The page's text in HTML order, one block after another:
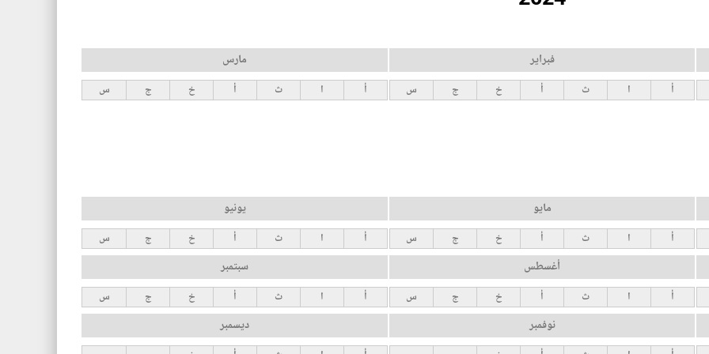
فبراير
أ ا ث أ خ ج س
مارس
أ ا ث أ خ ج س
مايو
أ ا ث أ خ ج س
يونيو
أ ا ث أ خ ج س
أغسطس
أ ا ث أ خ ج س
سبتمبر
أ ا ث أ خ ج س
نوفمبر ديسمبر